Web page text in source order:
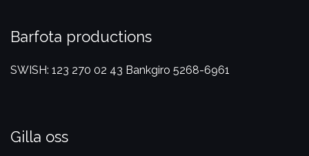
Barfota productions
SWISH: 123 270 02 43 Bankgiro 5268-6961
Gilla oss